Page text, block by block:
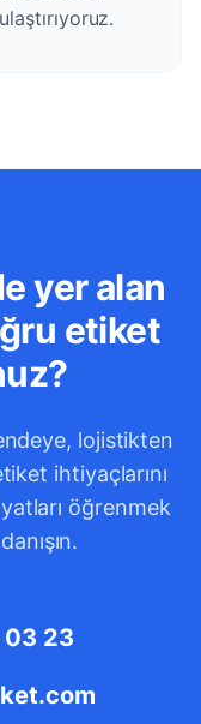
yer alan
etiket
lojistikten
ihtiyaçlarını
öğrenmek
03 23